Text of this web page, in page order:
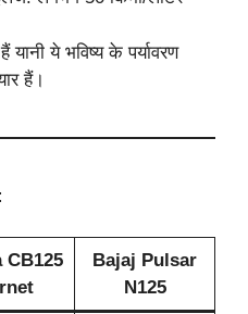
यानी ये भविष्य के पर्यावरण
हैं।
CB125
Bajaj Pulsar
N125